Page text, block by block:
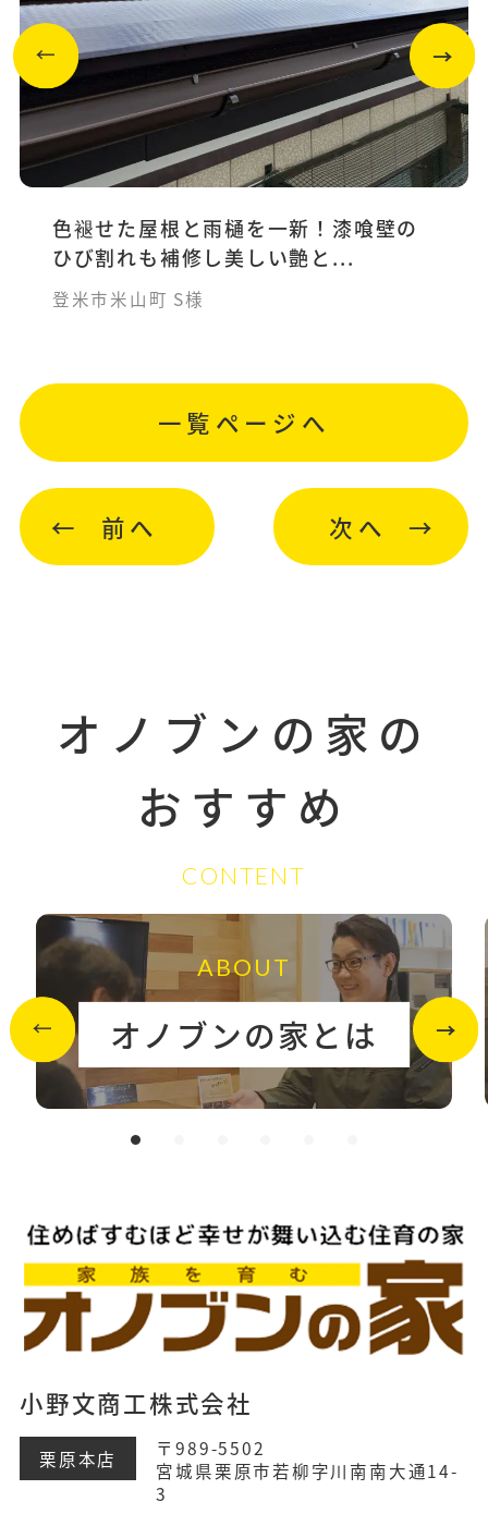
色褪せた屋根と雨樋を一新！漆喰壁の
ひび割れも補修し美しい艶と...
登米市米山町 S様
前へ
一覧ページへ
次へ
オノブンの家の
おすすめ
CONTENT
ABOUT
オノブンの家とは
小野文商工株式会社
栗原本店
〒989-5502
宮城県栗原市若柳字川南南大通14-
3